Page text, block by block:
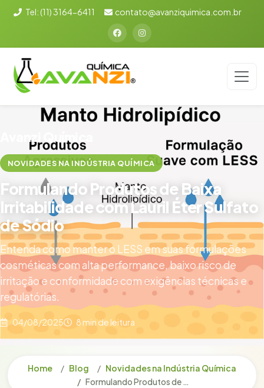
Tel:(11) 3164-6411 contato@avanziquimica.com.br
Avanzi Química
NOVIDADES NA INDÚSTRIA QUÍMICA
Formulando Produtos de Baixa
Irritabilidade com Lauril Éter Sulfato
de Sódio
Entenda como manter o LESS em suas formulações
cosméticas com alta performance, baixo risco de
irritação e conformidade com exigências técnicas e
regulatórias.
04/08/2025 8 min de leitura
Home Blog
Novidades na Indústria Química
Formulando Produtos de Baixa Irritabilidade com Lauril Éter Sulfato de Sódio